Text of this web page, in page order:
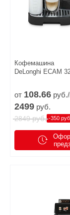
Кофемашина
DeLonghi ECAM
от 108.66
2499 руб.
2849руб. -350